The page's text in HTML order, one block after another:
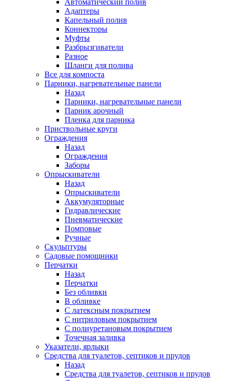
Автоматический полив
Адаптеры
Капельный полив
Коннекторы
Муфты
Разбрызгиватели
Разное
Шланги для полива
Все для компоста
Парники, нагревательные панели
Назад
Парники, нагревательные панели
Парник арочный
Пленка для парника
Приствольные круги
Ограждения
Назад
Ограждения
Заборы
Опрыскиватели
Назад
Опрыскиватели
Аккумуляторные
Гидравлические
Пневматические
Помповые
Ручные
Скульптуры
Садовые помощники
Перчатки
Назад
Перчатки
Без обливки
В обливке
С латексным покрытием
С нитриловым покрытием
С полиуретановым покрытием
Точечная заливка
Указатели, ярлыки
Средства для туалетов, септиков и прудов
Назад
Средства для туалетов, септиков и прудов